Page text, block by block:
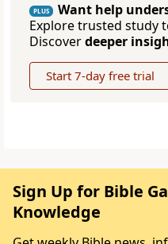
PLUS
Want help
Explore trusted study
Discoverdeeper
Start 7-day free trial
Sign Up for Bible
Knowledge